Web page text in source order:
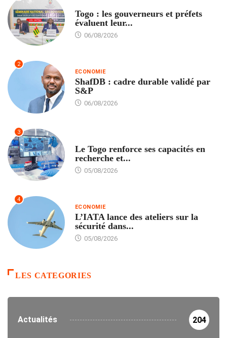
Togo : les gouverneurs et préfets
évaluent leur...
06/08/2026
2
ECONOMIE
ShafDB : cadre durable validé par
S&P
06/08/2026
3
Le Togo renforce ses capacités en
recherche et...
05/08/2026
4
ECONOMIE
L’IATA lance des ateliers sur la
sécurité dans...
05/08/2026
LES CATEGORIES
Actualités 204